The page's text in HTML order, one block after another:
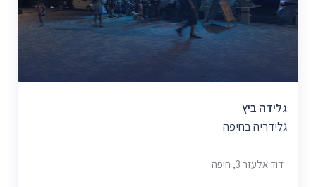
גלידה ביץ
גלידריה בחיפה
דוד אלעזר 3, חיפה